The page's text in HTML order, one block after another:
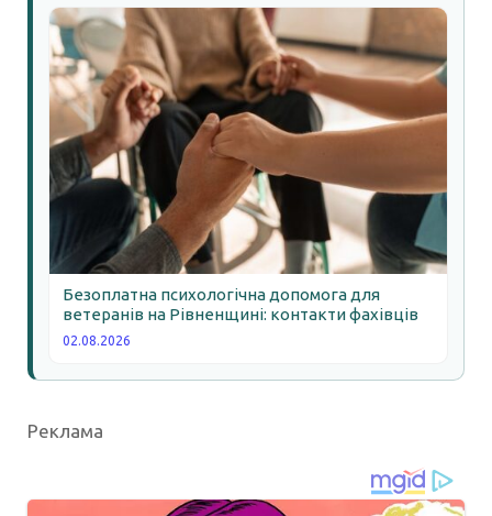
Безоплатна психологічна допомога для
ветеранів на Рівненщині: контакти фахівців
02.08.2026
Реклама